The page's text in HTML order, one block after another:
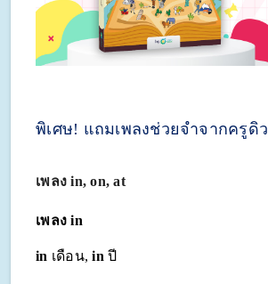
พิเศษ! แถมเพลงช่วยจำจากครูดิว
เพลง in, on, at
เพลง in
in เดือน,inปี